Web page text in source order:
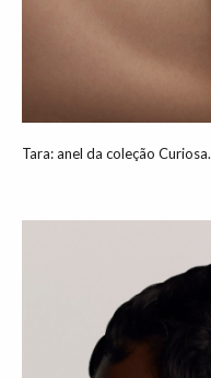
Tara: anel da coleção Curiosa.